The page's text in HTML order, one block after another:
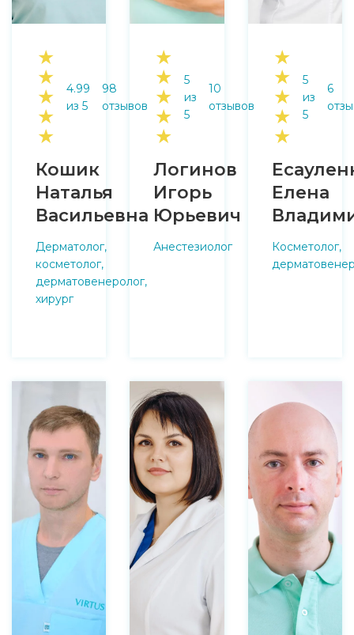
★
★
★
★
★
4.99
из 5
98
отзывов
Кошик
Наталья
Васильевна
Дерматолог,
косметолог,
дерматовенеролог,
хирург
★
★
★
★
★
5
из
5
10
отзывов
Логинов
Игорь
Юрьевич
Анестезиолог
★
★
★
★
★
5
из
5
6
Елена
Косметолог,